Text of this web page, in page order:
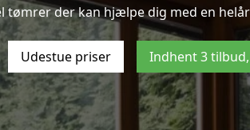
tømrer der kan hjælpe dig med en
Udestue priser Indhent 3